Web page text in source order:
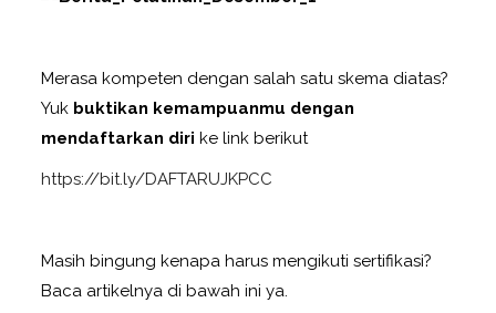
Merasa kompeten dengan salah satu skema diatas?
Yuk buktikan kemampuanmu dengan
mendaftarkan diri ke link berikut
https://bit.ly/DAFTARUJKPCC
Masih bingung kenapa harus mengikuti sertifikasi?
Baca artikelnya di bawah ini ya.